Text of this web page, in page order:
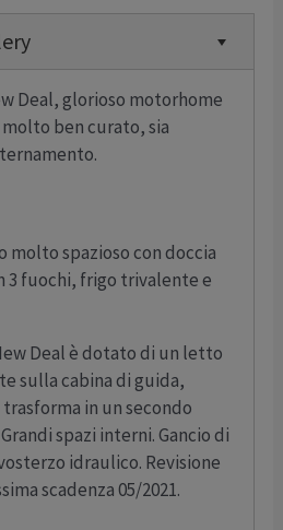
Deal, glorioso motorhome
ben curato, sia
molto spazioso con doccia
3 fuochi, frigo trivalente e
Deal è dotato di un letto
sulla cabina di guida,
in un secondo
spazi interni. Gancio di
idraulico. Revisione
scadenza 05/2021.